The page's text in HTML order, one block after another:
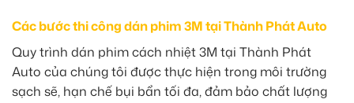
Các bước thi công dán phim 3M tại Thành Phát Auto
Quy trình dán phim cách nhiệt 3M tại Thành Phát
Auto của chúng tôi được thực hiện trong môi trường
sạch sẽ, hạn chế bụi bẩn tối đa, đảm bảo chất lượng